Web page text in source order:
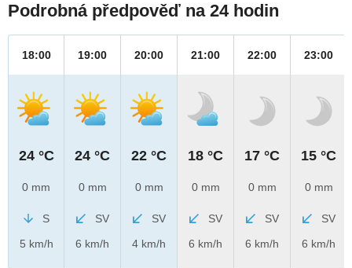
Podrobná předpověď na 24 hodin
18:00
24 °C
0 mm
S
5 km/h
19:00
24 °C
0 mm
SV
6 km/h
20:00
22 °C
0 mm
SV
4 km/h
21:00
18 °C
0 mm
SV
6 km/h
22:00
17 °C
0 mm
SV
6 km/h
23:00
15 °C
0 mm
SV
6 km/h